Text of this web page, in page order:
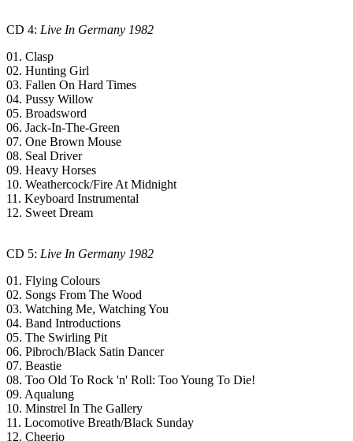
CD 4: Live In Germany 1982
01. Clasp
02. Hunting Girl
03. Fallen On Hard Times
04. Pussy Willow
05. Broadsword
06. Jack-In-The-Green
07. One Brown Mouse
08. Seal Driver
09. Heavy Horses
10. Weathercock/Fire At Midnight
11. Keyboard Instrumental
12. Sweet Dream
CD 5: Live In Germany 1982
01. Flying Colours
02. Songs From The Wood
03. Watching Me, Watching You
04. Band Introductions
05. The Swirling Pit
06. Pibroch/Black Satin Dancer
07. Beastie
08. Too Old To Rock 'n' Roll: Too Young To Die!
09. Aqualung
10. Minstrel In The Gallery
11. Locomotive Breath/Black Sunday
12. Cheerio